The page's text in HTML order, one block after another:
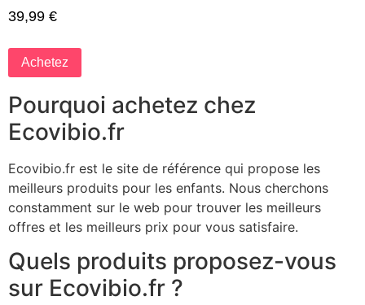
39,99 €
Achetez
Pourquoi achetez chez
Ecovibio.fr
Ecovibio.fr est le site de référence qui propose les
meilleurs produits pour les enfants. Nous cherchons
constamment sur le web pour trouver les meilleurs
offres et les meilleurs prix pour vous satisfaire.
Quels produits proposez-vous
sur Ecovibio.fr ?